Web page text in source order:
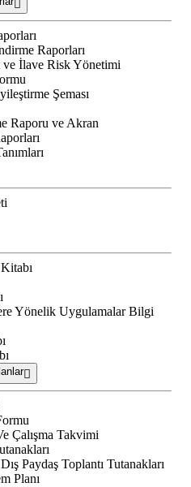
Raporları
İlave Risk Yönetimi
Şeması
Raporu ve Akran
Yönelik Uygulamalar Bilgi
Çalışma Takvimi
Paydaş Toplantı Tutanakları
Planı